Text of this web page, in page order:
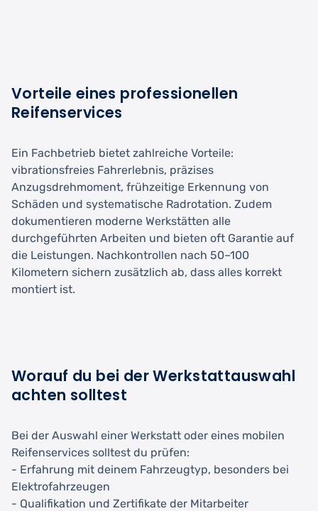
Vorteile eines professionellen
Reifenservices
Ein Fachbetrieb bietet zahlreiche Vorteile:
vibrationsfreies Fahrerlebnis, präzises
Anzugsdrehmoment, frühzeitige Erkennung von
Schäden und systematische Radrotation. Zudem
dokumentieren moderne Werkstätten alle
durchgeführten Arbeiten und bieten oft Garantie auf
die Leistungen. Nachkontrollen nach 50–100
Kilometern sichern zusätzlich ab, dass alles korrekt
montiert ist.
Worauf du bei der Werkstattauswahl
achten solltest
Bei der Auswahl einer Werkstatt oder eines mobilen
Reifenservices solltest du prüfen:
- Erfahrung mit deinem Fahrzeugtyp, besonders bei
Elektrofahrzeugen
- Qualifikation und Zertifikate der Mitarbeiter